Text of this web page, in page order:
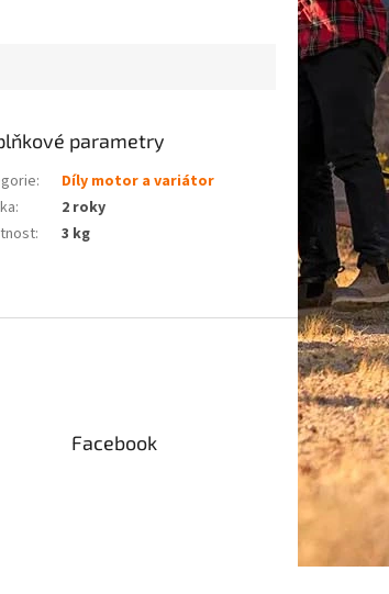
parametry
:
Díly motor a variátor
:
2 roky
: 3 kg
Facebook